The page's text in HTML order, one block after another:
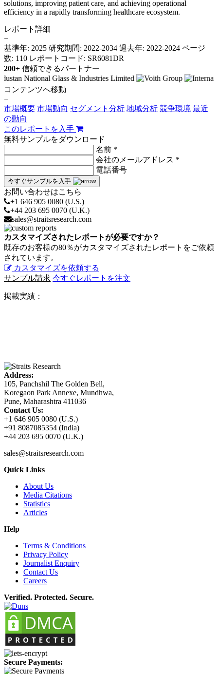
solutions, improving patient care, and achieving operational
efficiency in a rapidly transforming healthcare ecosystem.
レポート詳細
−
基準年: 2025 研究期間: 2022-2034 過去年: 2022-2024 ページ
数: 110 レポートコード: SR6081DR
200+ 信頼できるパートナー
コンテンツへ移動
−
市場概要 市場動向 セグメント分析 地域分析 競争環境 最近
の動向
このレポートを入手
無料サンプルをダウンロード
名前 *
会社のメールアドレス *
電話番号
今すぐサンプルを入手
お問い合わせはこちら
+1 646 905 0080 (U.S.)
+44 203 695 0070 (U.K.)
sales@straitsresearch.com
カスタマイズされたレポートが必要ですか？
既存のお客様の80％がカスタマイズされたレポートをご依頼
されています。
カスタマイズを依頼する
サンプル請求 今すぐレポートを注文
掲載実績：
Address:
105, Panchshil The Golden Bell,
Koregaon Park Annexe, Mundhwa,
Pune, Maharashtra 411036
Contact Us:
+1 646 905 0080 (U.S.)
+91 8087085354 (India)
+44 203 695 0070 (U.K.)
sales@straitsresearch.com
Quick Links
About Us
Media Citations
Statistics
Articles
Help
Terms & Conditions
Privacy Policy
Journalist Enquiry
Contact Us
Careers
Verified. Protected. Secure.
Secure Payments: